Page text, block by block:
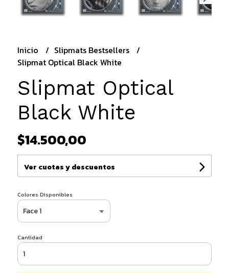
Inicio
Slipmats Bestsellers
Slipmat Optical Black White
Slipmat Optical
Black White
$14.500,00
Ver cuotas y descuentos
Colores Disponibles
Cantidad